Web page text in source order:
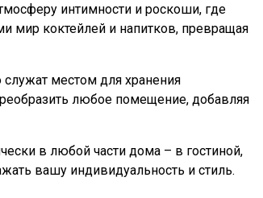
интимности и роскоши, где
мир коктейлей и напитков, превращая
местом для хранения
любое помещение, добавляя
в любой части дома – в гостиной,
вашу индивидуальность и стиль.